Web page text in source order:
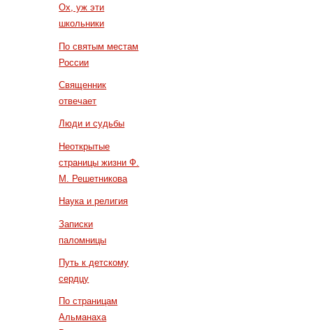
Ох, уж эти
школьники
По святым местам
России
Священник
отвечает
Люди и судьбы
Неоткрытые
страницы жизни Ф.
М. Решетникова
Наука и религия
Записки
паломницы
Путь к детскому
сердцу
По страницам
Альманаха